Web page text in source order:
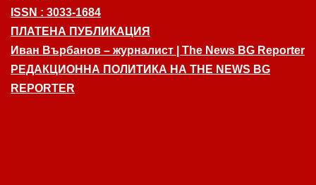
ISSN : 3033-1684
ПЛАТЕНА ПУБЛИКАЦИЯ
Иван Върбанов – журналист | The News BG Reporter
РЕДАКЦИОННА ПОЛИТИКА НА THE NEWS BG
REPORTER